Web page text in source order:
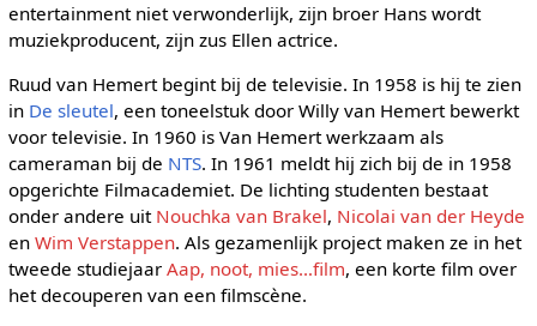
entertainment niet verwonderlijk, zijn broer Hans wordt
muziekproducent, zijn zus Ellen actrice.
Ruud van Hemert begint bij de televisie. In 1958 is hij te zien
in De sleutel, een toneelstuk door Willy van Hemert bewerkt
voor televisie. In 1960 is Van Hemert werkzaam als
cameraman bij de NTS. In 1961 meldt hij zich bij de in 1958
opgerichte Filmacademiet. De lichting studenten bestaat
onder andere uit Nouchka van Brakel, Nicolai van der Heyde
en Wim Verstappen. Als gezamenlijk project maken ze in het
tweede studiejaar Aap, noot, mies…film, een korte film over
het decouperen van een filmscène.